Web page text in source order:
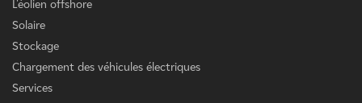
L'éolien offshore
Solaire
Stockage
Chargement des véhicules électriques
Services